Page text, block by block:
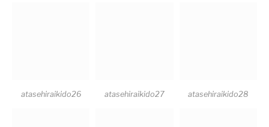
atasehiraikido26 atasehiraikido27 atasehiraikido28